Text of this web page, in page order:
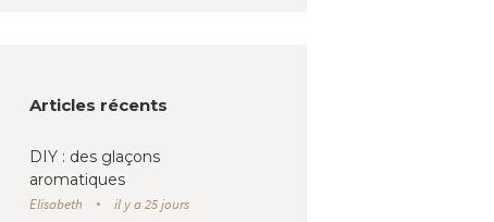
Articles récents
DIY : des glaçons
aromatiques
Elisabeth il y a 25 jours